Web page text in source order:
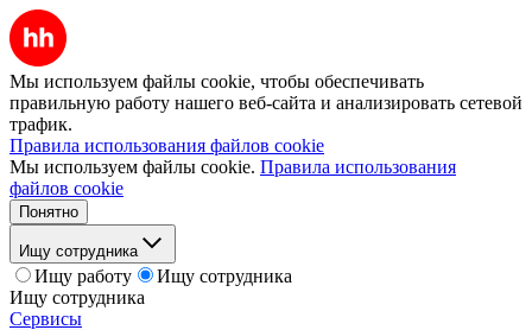
Мы используем файлы cookie, чтобы обеспечивать
правильную работу нашего веб-сайта и анализировать сетевой
трафик.
Правила использования файлов cookie
Мы используем файлы cookie. Правила использования
файлов cookie
Понятно
Ищу сотрудника
Ищу работу
Ищу сотрудника
Ищу сотрудника
Сервисы